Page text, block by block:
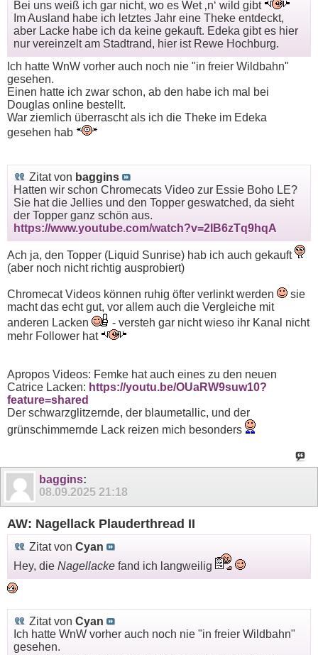
Bei uns weiß ich gar nicht, wo es Wet ‚n‘ wild gibt
Im Ausland habe ich letztes Jahr eine Theke entdeckt,
aber Lacke habe ich da keine gekauft. Edeka gibt es hier
nur vereinzelt am Stadtrand, hier ist Rewe Hochburg.
Ich hatte WnW vorher auch noch nie "in freier Wildbahn"
gesehen.
Einen hatte ich zwar schon, ab den habe ich mal bei
Douglas online bestellt.
War ziemlich überrascht als ich die Theke im Edeka
gesehen hab
Zitat von baggins
Hatten wir schon Chromecats Video zur Essie Boho LE?
Sie hat die Jellies und den Topper geswatched, da sieht
der Topper ganz schön aus.
https://www.youtube.com/watch?v=2IB6zTq9hqA
Ach ja, den Topper (Liquid Sunrise) hab ich auch gekauft
(aber noch nicht richtig ausprobiert)
Chromecat Videos können ruhig öfter verlinkt werden
sie
macht das echt gut, vor allem auch die Vergleiche mit
anderen Lacken
- versteh gar nicht wieso ihr Kanal nicht
mehr Follower hat
Apropos Videos: Femke hat auch eines zu den neuen
Catrice Lacken: https://youtu.be/OUaRW9suw10?
feature=shared
Der schwarzglitzernde, der blaumetallic, und der
grünschimmernde Lack reizen mich besonders
baggins:
08.09.2025 21:18
AW: Nagellack Plauderthread II
Zitat von Cyan
Hey, die Nagellacke fand ich langweilig
Zitat von Cyan
Ich hatte WnW vorher auch noch nie "in freier Wildbahn"
gesehen.